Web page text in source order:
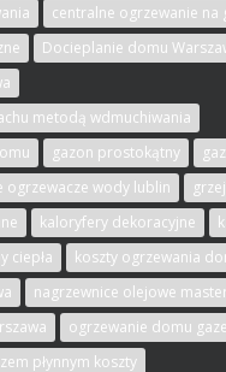
centralne ogrzewanie na
Docieplanie domu
metodą wdmuchiwania
gazon prostokątny
ogrzewacze wody lublin
kaloryfery dekoracyjne
ciepła
koszty ogrzewania
nagrzewnice olejowe master
ogrzewanie domu
płynnym koszty